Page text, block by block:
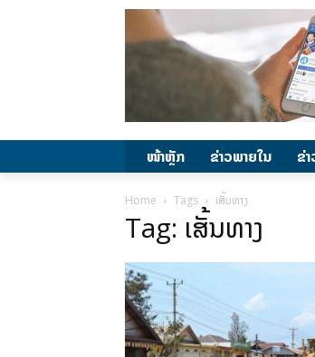
ໜ້າຫຼັກ ຂ່າວພາຍ​ໃນ ຂ່
Home Tags ເສັ້ນທາງ
Tag: ເສັ້ນທາງ